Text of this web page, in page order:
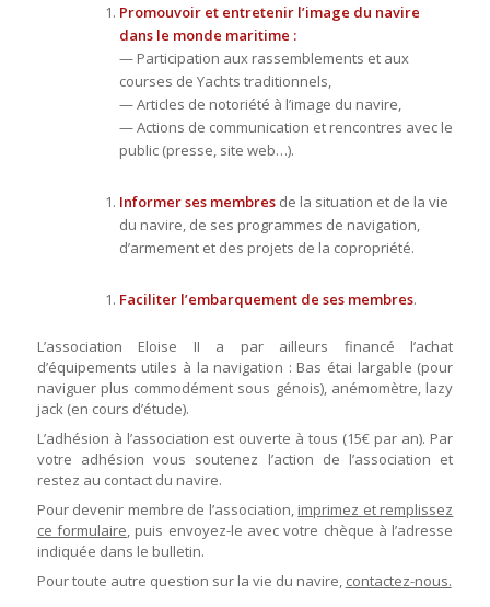
Promouvoir et entretenir l’image du navire
dans le monde maritime :
— Participation aux rassemblements et aux
courses de Yachts traditionnels,
— Articles de notoriété à l’image du navire,
— Actions de communication et rencontres avec le
public (presse, site web…).
Informer ses membresde la situation et de la vie
du navire, de ses programmes de navigation,
d’armement et des projets de la copropriété.
Faciliter l’embarquement de ses membres.
L’association Eloise II a par ailleurs financé l’achat
d’équipements utiles à la navigation : Bas étai largable (pour
naviguer plus commodément sous génois), anémomètre, lazy
jack (en cours d’étude).
L’adhésion à l’association est ouverte à tous (15€ par an). Par
votre adhésion vous soutenez l’action de l’association et
restez au contact du navire.
Pour devenir membre de l’association, imprimez et remplissez
ce formulaire, puis envoyez-le avec votre chèque à l’adresse
indiquée dans le bulletin.
Pour toute autre question sur la vie du navire, contactez-nous.